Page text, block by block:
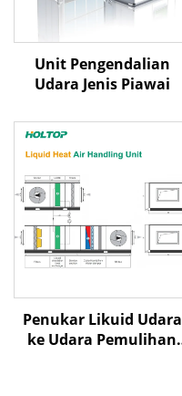
Unit Pengendalian
Udara Jenis Piawai
Penukar Likuid Udara
ke Udara Pemulihan